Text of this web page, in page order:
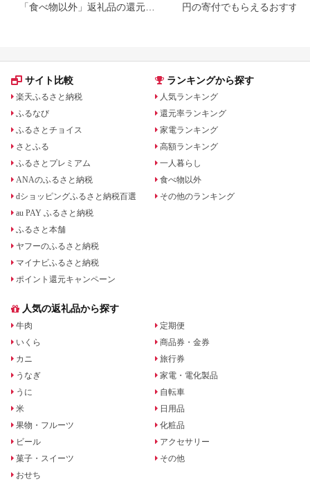
「食べ物以外」返礼品の還元率
円の寄付でもらえるおすすめ
サイト比較
楽天ふるさと納税
ふるなび
ふるさとチョイス
さとふる
ふるさとプレミアム
ANAのふるさと納税
dショッピングふるさと納税百選
au PAY ふるさと納税
ふるさと本舗
ヤフーのふるさと納税
マイナビふるさと納税
ポイント還元キャンペーン
ランキングから探す
人気ランキング
還元率ランキング
家電ランキング
高額ランキング
一人暮らし
食べ物以外
その他のランキング
人気の返礼品から探す
牛肉
いくら
カニ
うなぎ
うに
米
果物・フルーツ
ビール
菓子・スイーツ
おせち
定期便
商品券・金券
旅行券
家電・電化製品
自転車
日用品
化粧品
アクセサリー
その他